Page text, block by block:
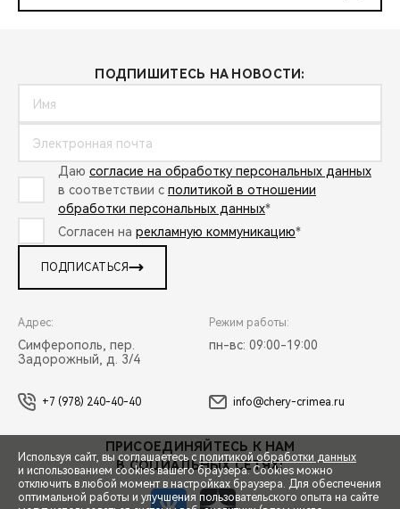
ПОДПИШИТЕСЬ НА НОВОСТИ:
Даю согласие на обработку персональных данных
в соответствии с политикой в отношении
обработки персональных данных*
Согласен на рекламную коммуникацию*
ПОДПИСАТЬСЯ
Адрес:
Симферополь, пер.
Задорожный, д. 3/4
Режим работы:
пн-вс: 09:00-19:00
+7 (978) 240-40-40 info@chery-crimea.ru
ПРИСОЕДИНЯЙТЕСЬ К НАМ
В СОЦИАЛЬНЫХ СЕТЯХ:
Используя сайт, вы соглашаетесь с политикой обработки данных
и использованием cookies вашего браузера. Cookies можно
отключить в любой момент в настройках браузера. Для обеспечения
оптимальной работы и улучшения пользовательского опыта на сайте